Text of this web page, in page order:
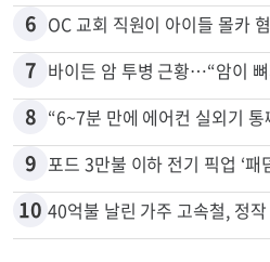
5 휴매나, 메디캘 어드밴티지 축
6 OC 교회 직원이 아이들 몰카
7
8
9 포드 3만불 이하 전기 픽업 ‘패